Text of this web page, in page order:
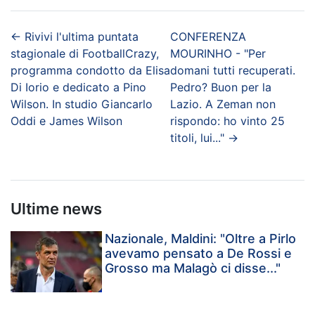
← Rivivi l'ultima puntata
stagionale di FootballCrazy,
programma condotto da Elisa
Di Iorio e dedicato a Pino
Wilson. In studio Giancarlo
Oddi e James Wilson
CONFERENZA
MOURINHO - "Per
domani tutti recuperati.
Pedro? Buon per la
Lazio. A Zeman non
rispondo: ho vinto 25
titoli, lui..." →
Ultime news
Nazionale, Maldini: "Oltre a Pirlo
avevamo pensato a De Rossi e
Grosso ma Malagò ci disse..."